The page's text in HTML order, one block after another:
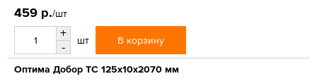
459 р./шт
+
-
шт В корзину
Оптима Добор ТС 125х10х2070 мм